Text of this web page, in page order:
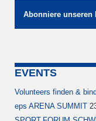
Abonniere unseren
EVENTS
Volunteers finden &
eps ARENA SUMMIT